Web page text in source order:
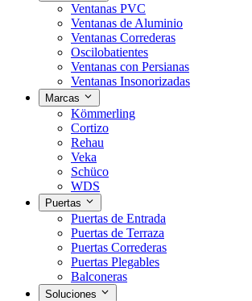
Ventanas PVC
Ventanas de Aluminio
Ventanas Correderas
Oscilobatientes
Ventanas con Persianas
Ventanas Insonorizadas
Marcas
Kömmerling
Cortizo
Rehau
Veka
Schüco
WDS
Puertas
Puertas de Entrada
Puertas de Terraza
Puertas Correderas
Puertas Plegables
Balconeras
Soluciones